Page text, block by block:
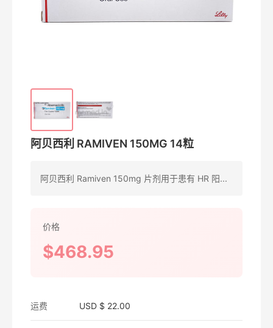
阿贝西利 RAMIVEN 150MG 14粒
阿贝西利 Ramiven 150mg 片剂用于患有 HR 阳...
价格
$468.95
运费 USD $ 22.00